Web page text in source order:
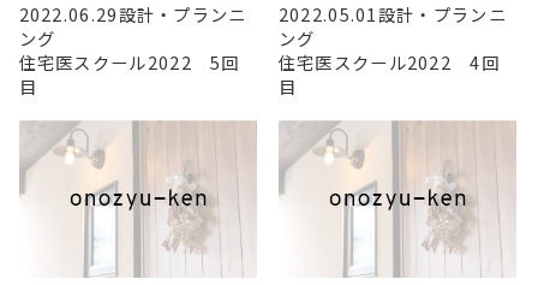
2022.06.29設計・プランニ
ング
住宅医スクール2022 5回
目
2022.05.01設計・プランニ
ング
住宅医スクール2022 4回
目